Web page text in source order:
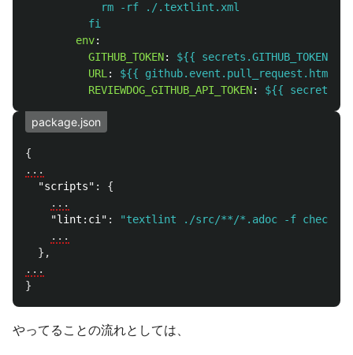
rm -rf ./.textlint.xml
fi
env:
GITHUB_TOKEN:
${{ secrets.GITHUB_TOKEN }}
URL:
${{
REVIEWDOG_GITHUB_API_TOKEN: ${{
package.json
{
...
"scripts" :
{
...
"lint:ci" :
"textlint ./src/**/*.adoc -f
...
},
...
}
やってることの流れとしては、